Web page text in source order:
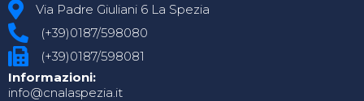
Via Padre Giuliani 6 La Spezia
(+39)0187/598080
(+39)0187/598081
Informazioni:
info@cnalaspezia.it